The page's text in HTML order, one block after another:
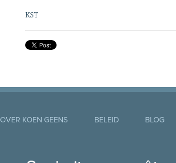
KST
OVER KOEN GEENS BELEID BLOG